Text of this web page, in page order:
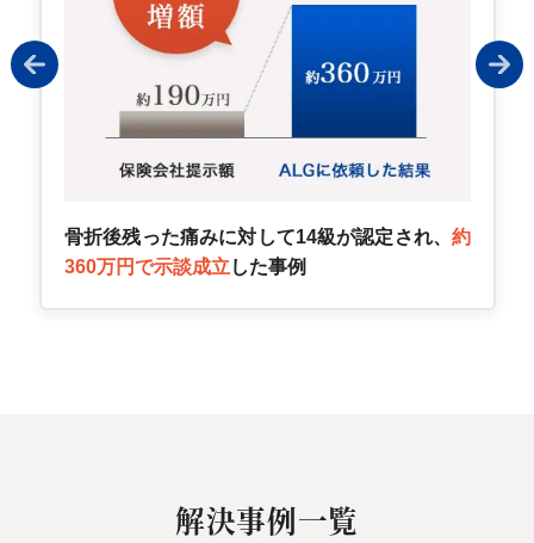
骨折後残った痛みに対して14級が認定され、約
360万円で示談成立 した事例
解決事例一覧